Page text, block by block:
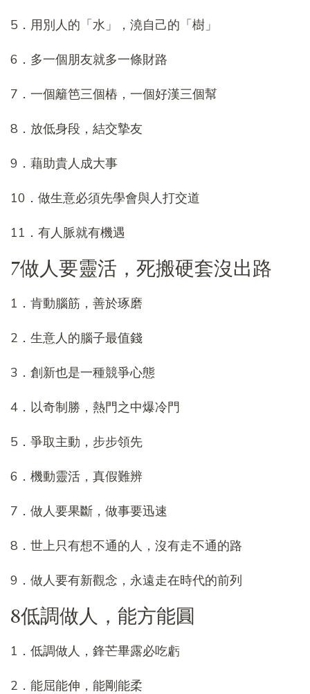
5．用別人的「水」，澆自己的「樹」
6．多一個朋友就多一條財路
7．一個籬笆三個樁，一個好漢三個幫
8．放低身段，結交摯友
9．藉助貴人成大事
10．做生意必須先學會與人打交道
11．有人脈就有機遇
7做人要靈活，死搬硬套沒出路
1．肯動腦筋，善於琢磨
2．生意人的腦子最值錢
3．創新也是一種競爭心態
4．以奇制勝，熱門之中爆冷門
5．爭取主動，步步領先
6．機動靈活，真假難辨
7．做人要果斷，做事要迅速
8．世上只有想不通的人，沒有走不通的路
9．做人要有新觀念，永遠走在時代的前列
8低調做人，能方能圓
1．低調做人，鋒芒畢露必吃虧
2．能屈能伸，能剛能柔